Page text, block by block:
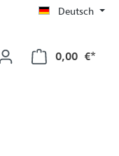
Deutsch
0,00 €*